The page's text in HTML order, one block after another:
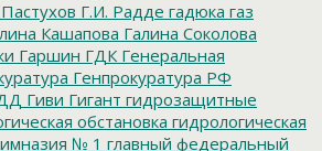
Г.И. Радде гадюка газ
Кашапова Галина Соколова
Гаршин ГДК Генеральная
Генпрокуратура РФ
Гиви Гигант гидрозащитные
обстановка гидрологическая
№ 1 главный федеральный